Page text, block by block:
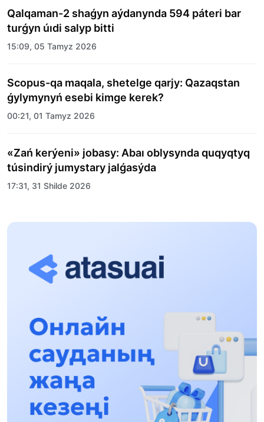
Qalqaman-2 shaǵyn aýdanynda 594 páteri bar
turǵyn úıdi salyp bitti
15:09, 05 Tamyz 2026
Scopus-qa maqala, shetelge qarjy: Qazaqstan
ǵylymynyń esebi kimge kerek?
00:21, 01 Tamyz 2026
«Zań kerýeni» jobasy: Abaı oblysynda quqyqtyq
túsindirý jumystary jalǵasýda
17:31, 31 Shilde 2026
Halyqaralyq «Formýla-1 H2O» jarysyn Qonaev
13:13, 30 Shilde 2026
12:01, 28 Shilde 2026
Abzal Dostıar: Dýman Muhametkárimdi Almaty
túrmesine aýystyrýy múmkin
16:15, 27 Shilde 2026